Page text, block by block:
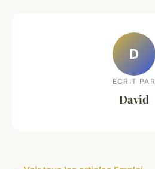
D
ECRIT PAR
David